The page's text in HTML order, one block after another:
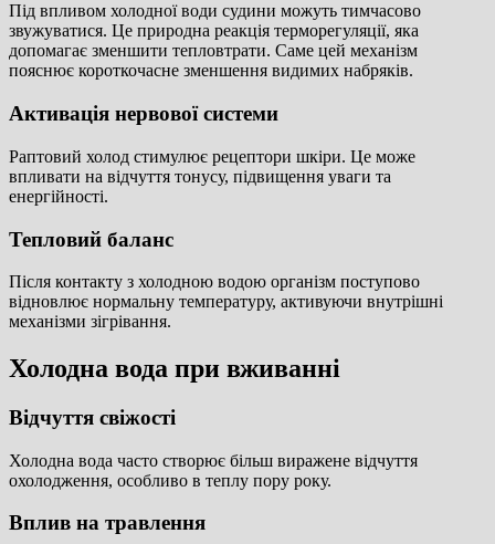
Під впливом холодної води судини можуть тимчасово
звужуватися. Це природна реакція терморегуляції, яка
допомагає зменшити тепловтрати. Саме цей механізм
пояснює короткочасне зменшення видимих набряків.
Активація нервової системи
Раптовий холод стимулює рецептори шкіри. Це може
впливати на відчуття тонусу, підвищення уваги та
енергійності.
Тепловий баланс
Після контакту з холодною водою організм поступово
відновлює нормальну температуру, активуючи внутрішні
механізми зігрівання.
Холодна вода при вживанні
Відчуття свіжості
Холодна вода часто створює більш виражене відчуття
охолодження, особливо в теплу пору року.
Вплив на травлення